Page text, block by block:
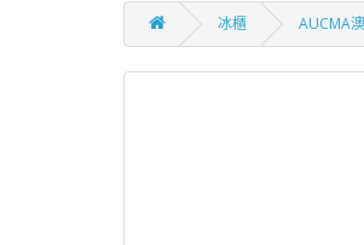
冰櫃 AUCMA